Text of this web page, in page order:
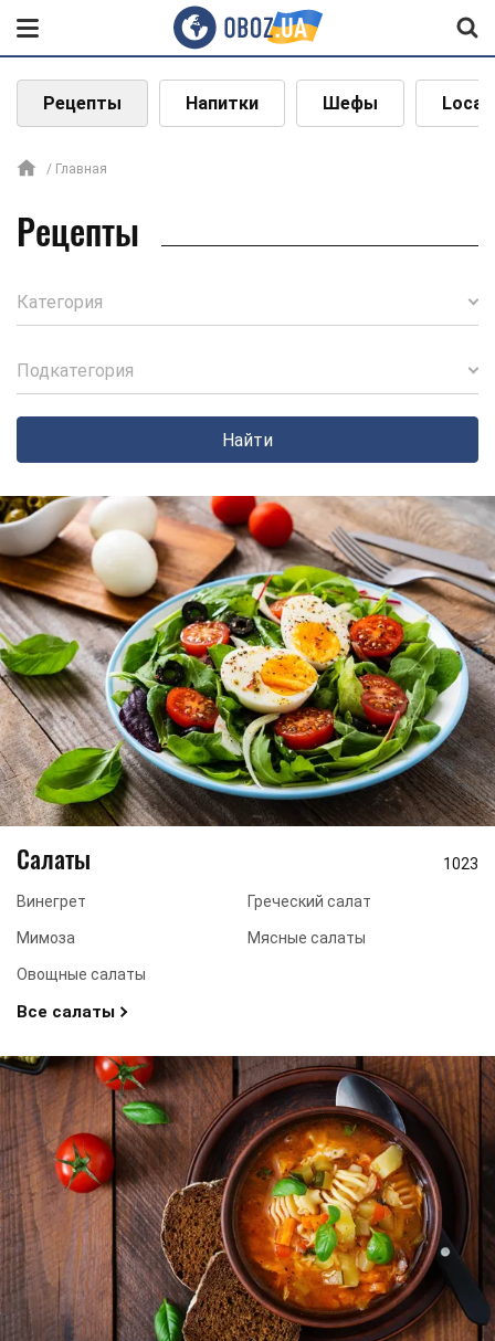
Рецепты Напитки Шефы Local
Главная
Рецепты
Категория
Подкатегория
Найти
Салаты 1023
Винегрет Греческий салат
Мимоза Мясные салаты
Овощные салаты
Все салаты